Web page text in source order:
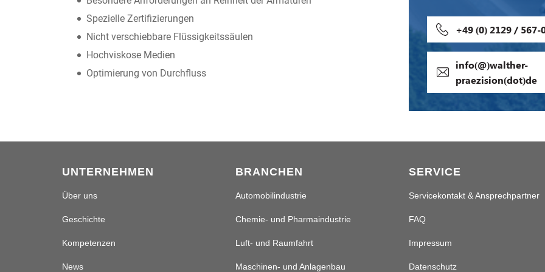
Spezielle Zertifizierungen
Nicht verschiebbare Flüssigkeitssäulen
Hochviskose Medien
Optimierung von Durchfluss
+49 (0) 2129 / 567-
info(@)walther-
praezision(dot)de
UNTERNEHMEN
Über uns
Geschichte
Kompetenzen
News
BRANCHEN
Automobilindustrie
Chemie- und Pharmaindustrie
Luft- und Raumfahrt
Maschinen- und Anlagenbau
SERVICE
Servicekontakt & Ansprechpartner
FAQ
Impressum
Datenschutz